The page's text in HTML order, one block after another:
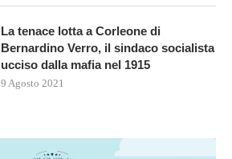
La tenace lotta a Corleone di
Bernardino Verro, il sindaco socialista
ucciso dalla mafia nel 1915
9 Agosto 2021